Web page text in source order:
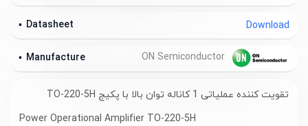
Download
Datasheet
Manufacture
تقویت کننده عملیاتی 1 کاناله توان بالا با پکیج TO-220-5H
Power Operational Amplifier TO-220-5H